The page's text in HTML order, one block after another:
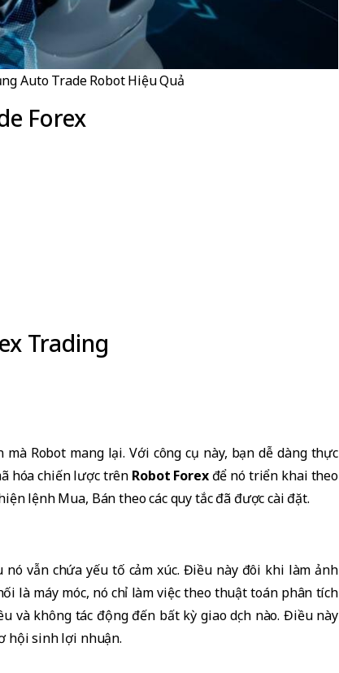
Auto Trade Robot Hiệu Quả
Forex
Trading
Robot mang lại. Với công cụ này, bạn dễ dàng thực
hóa chiến lược trên Robot Forexđể nó triển khai theo
lệnh Mua, Bán theo các quy tắc đã được cài đặt.
vẫn chứa yếu tố cảm xúc. Điều này đôi khi làm ảnh
là máy móc, nó chỉ làm việc theo thuật toán phân tích
và không tác động đến bất kỳ giao dịch nào. Điều này
hội sinh lợi nhuận.